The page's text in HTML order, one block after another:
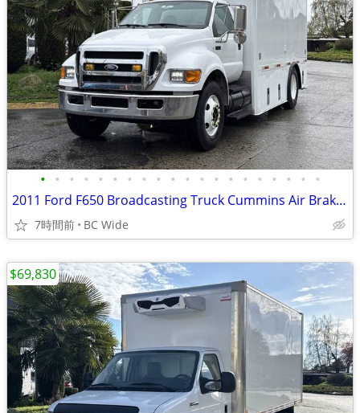
• • • • • • • • • • • • • • • • • • • •
2011 Ford F650 Broadcasting Truck Cummins Air Brakes with Generator El
7時間前 BC Wide
$69,830